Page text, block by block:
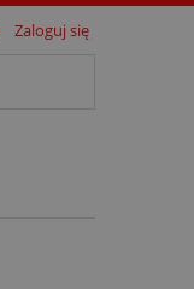
Zaloguj się